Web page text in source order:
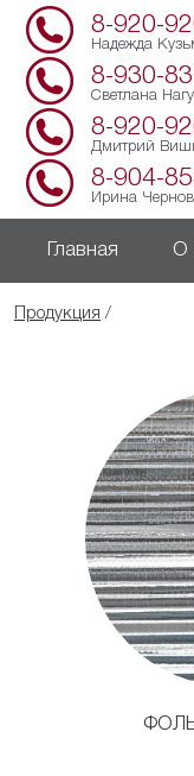
8-920-
Надежда
8-930-
Светлана
8-920-
Дмитрий
8-904-
Ирина
Главная О
Продукция /